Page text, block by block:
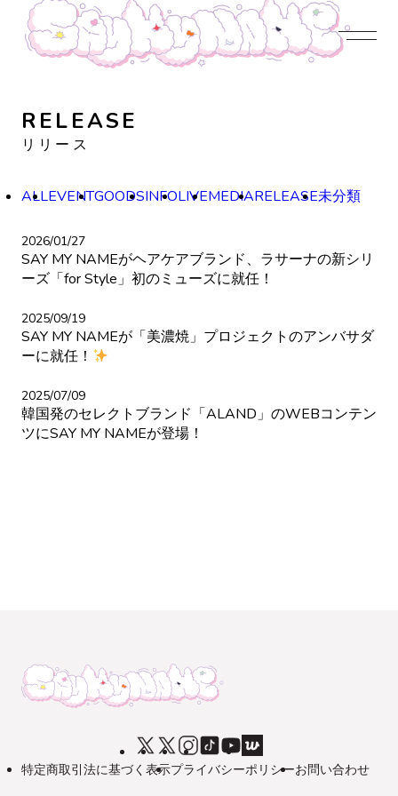
NEWSPROFILECONTENTSDISCOGRAPHYCONTACT
JOIN US LOGIN
RELEASE
リリース
ALLEVENTGOODSINFOLIVEMEDIARELEASE未分類
2026/01/27
SAY MY NAMEがヘアケアブランド、ラサーナの新シリ
ーズ「for Style」初のミューズに就任！
2025/09/19
SAY MY NAMEが「美濃焼」プロジェクトのアンバサダ
ーに就任！
2025/07/09
韓国発のセレクトブランド「ALAND」のWEBコンテン
ツにSAY MY NAMEが登場！
特定商取引法に基づく表示プライバシーポリシーお問い合わせ